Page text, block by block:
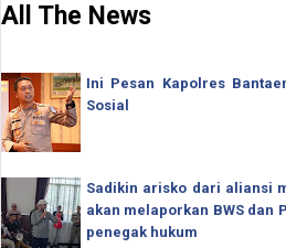
All The News
Ini Pesan Kapolres
Sosial
Sadikin arisko dari aliansi
akan melaporkan BWS dan
penegak hukum